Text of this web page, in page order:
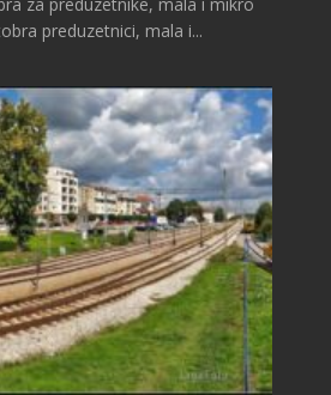
preduzetnici, mala i...